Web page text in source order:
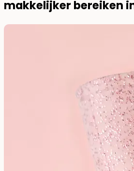
makkelijker bereiken